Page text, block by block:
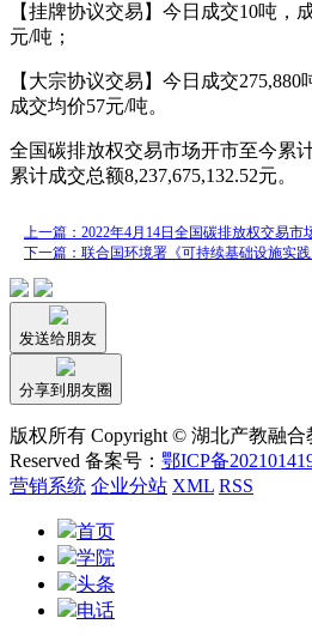
【挂牌协议交易】今日成交10吨，
元/吨；
【大宗协议交易】今日成交275,880
成交均价57元/吨。
全国碳排放权交易市场开市至今累
累计成交总额8,237,675,132.52元。
上一篇：2022年4月14日全国碳排放权交易市
下一篇：联合国环境署《可持续基础设施实
发送给朋友
分享到朋友圈
版权所有 Copyright © 湖北产教融
Reserved 备案号： 鄂ICP备
营销系统 企业分站 XML RSS
首页
学院
头条
电话